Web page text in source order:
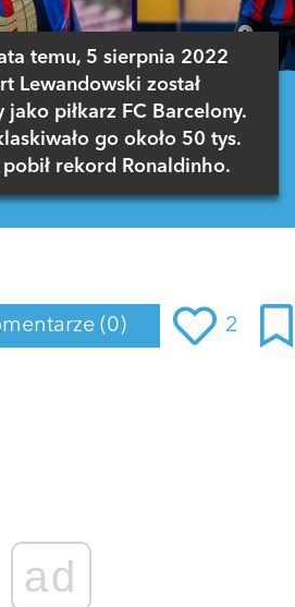
temu, 5 sierpnia 2022
Lewandowski został
jako piłkarz FC Barcelony.
go około 50 tys.
rekord Ronaldinho.
(0) 2
ad